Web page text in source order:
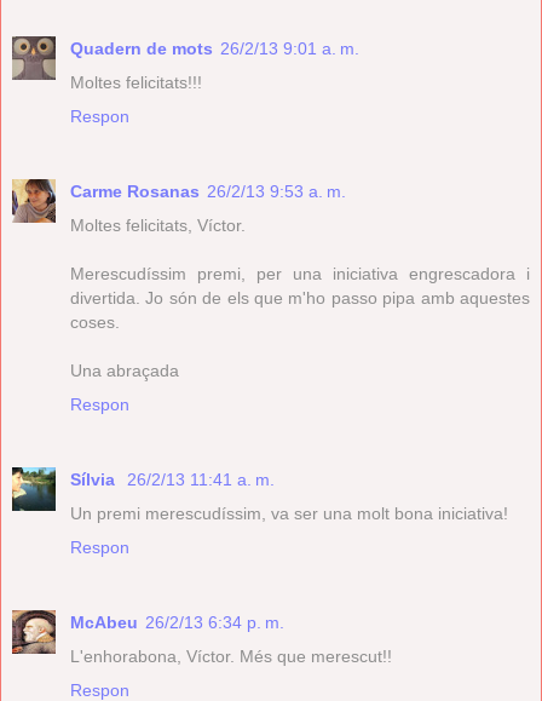
Quadern de mots 26/2/13 9:01 a. m.
Moltes felicitats!!!
Respon
Carme Rosanas 26/2/13 9:53 a. m.
Moltes felicitats, Víctor.
Merescudíssim premi, per una iniciativa engrescadora i
divertida. Jo són de els que m'ho passo pipa amb aquestes
coses.
Una abraçada
Respon
Sílvia
26/2/13 11:41 a. m.
Un premi merescudíssim, va ser una molt bona iniciativa!
Respon
McAbeu 26/2/13 6:34 p. m.
L'enhorabona, Víctor. Més que merescut!!
Respon